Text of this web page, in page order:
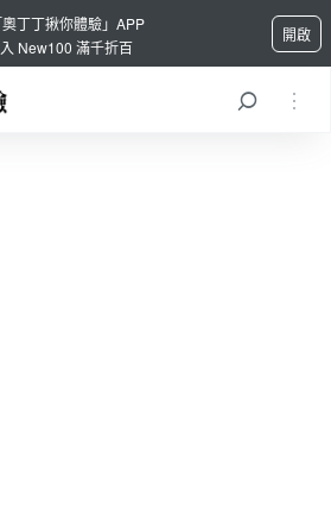
丁丁揪你體驗」APP
New100 滿千折百
開啟